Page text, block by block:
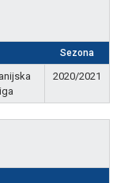
Sezona
2020/2021